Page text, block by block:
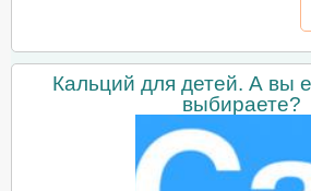
Кальций для детей. А вы
выбираете?